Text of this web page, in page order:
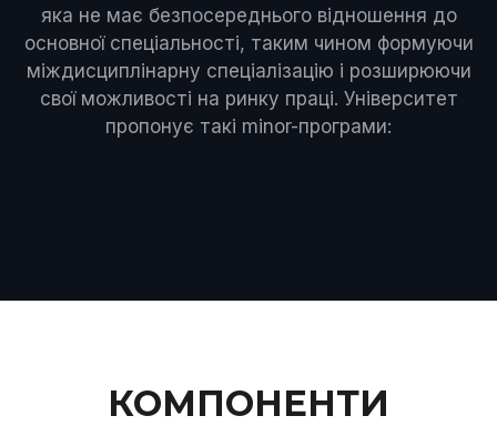
яка не має безпосереднього відношення до
основної спеціальності, таким чином формуючи
міждисциплінарну спеціалізацію і розширюючи
свої можливості на ринку праці. Університет
пропонує такі minor-програми:
КОМПОНЕНТИ